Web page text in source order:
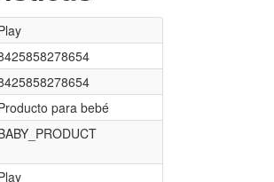
para bebé